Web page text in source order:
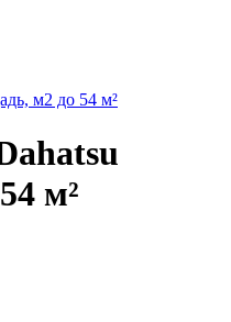
м2 до 54 м²
м²